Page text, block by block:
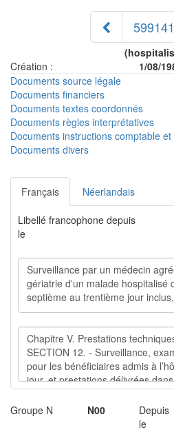
599141
Création :
1/08/
Documents source légale
Documents financiers
Documents textes coordonnés
Documents règles interprétatives
Documents instructions comptable
Documents divers
Français Néerlandais
Libellé francophone depuis
le
Groupe N N00
Depuis
le